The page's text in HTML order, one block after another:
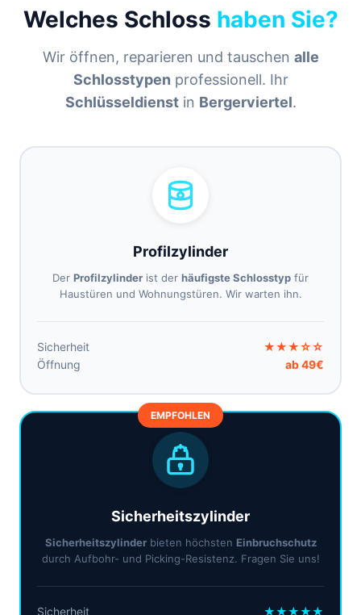
Welches Schloss haben Sie?
Wir öffnen, reparieren und tauschen alle
Schlosstypen professionell. Ihr
Schlüsseldienstin Bergerviertel.
Profilzylinder
Der Profilzylinder ist der häufigste Schlosstyp für
Haustüren und Wohnungstüren. Wir warten ihn.
Sicherheit
★★★☆☆
Öffnung
ab 49€
EMPFOHLEN
Sicherheitszylinder
Sicherheitszylinderbieten höchsten Einbruchschutz
durch Aufbohr- und Picking-Resistenz. Fragen Sie uns!
Sicherheit
★★★★★